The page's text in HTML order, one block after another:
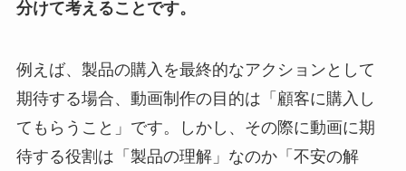
分けて考えることです。
例えば、製品の購入を最終的なアクションとして
期待する場合、動画制作の目的は「顧客に購入し
てもらうこと」です。しかし、その際に動画に期
待する役割は「製品の理解」なのか「不安の解